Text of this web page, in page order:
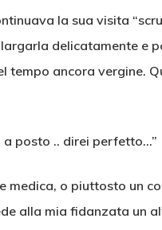
la sua visita
delicatamente e
tempo ancora vergine.
a posto .. direi perfetto…”
medica, o piuttosto un
alla mia fidanzata un